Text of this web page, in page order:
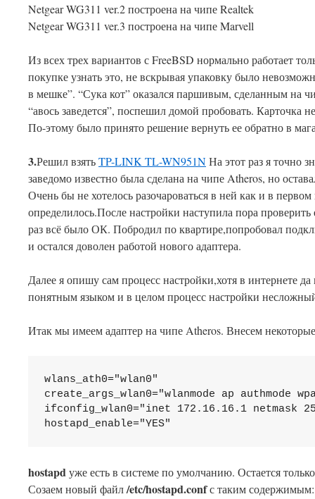
Netgear WG311 ver.2 построена на чипе Realtek
Netgear WG311 ver.3 построена на чипе Marvell
Из всех трех вариантов с FreeBSD нормально работает
покупке узнать это, не вскрывая упаковку было
в мешке”. “Сука кот” оказался паршивым, сделанным на
“авось заведется”, поспешил домой пробовать. Карточка
По-этому было принято решение вернуть ее обратно в
3.Решил взятьTP-LINK TL-WN951NНа этот раз я точно
заведомо известно была сделана на чипе Atheros, но
Очень бы не хотелось разочароваться в ней как и в
определилось.После настройки наступила пора
раз всё было ОК. Побродил по квартире,попробовал
и остался доволен работой нового адаптера.
Далее я опишу сам процесс настройки,хотя в интернете
понятным языком и в целом процесс настройки
Итак мы имеем адаптер на чипе Atheros. Внесем
wlans_ath0="wlan0"
create_args_wlan0="wlanmode ap authmode
ifconfig_wlan0="inet 172.16.16.1 netmask
hostapd_enable="YES"
hostapdуже есть в системе по умолчанию. Остается
Созаем новый файл/etc/hostapd.confс таким содержимым: